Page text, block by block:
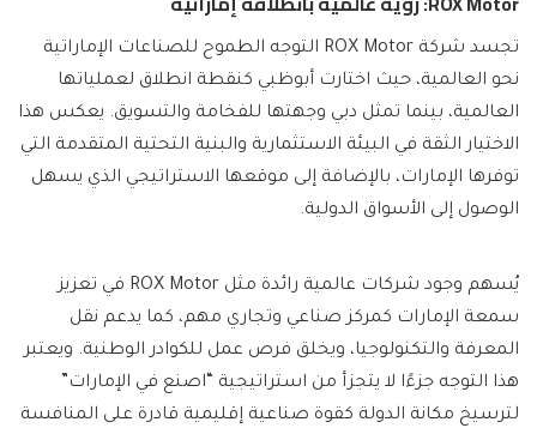
تجسد شركة ROX Motor التوجه الطموح للصناعات الإماراتية
نحو العالمية، حيث اختارت أبوظبي كنقطة انطلاق لعملياتها
العالمية، بينما تمثل دبي وجهتها للفخامة والتسويق. يعكس هذا
الاختيار الثقة في البيئة الاستثمارية والبنية التحتية المتقدمة التي
توفرها الإمارات، بالإضافة إلى موقعها الاستراتيجي الذي يسهل
الوصول إلى الأسواق الدولية.
يُسهم وجود شركات عالمية رائدة مثل ROX Motor في تعزيز
سمعة الإمارات كمركز صناعي وتجاري مهم، كما يدعم نقل
المعرفة والتكنولوجيا، ويخلق فرص عمل للكوادر الوطنية. ويعتبر
هذا التوجه جزءًا لا يتجزأ من استراتيجية “اصنع في الإمارات”
لترسيخ مكانة الدولة كقوة صناعية إقليمية قادرة على المنافسة